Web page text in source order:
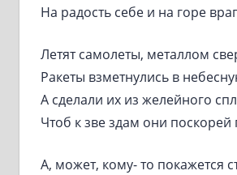
На радость себе и на горе
Летят самолеты, металлом
Ракеты взметнулись в
А сделали их из желейного
Чтоб к зве здам они поскорей
А, может, кому- то покажется